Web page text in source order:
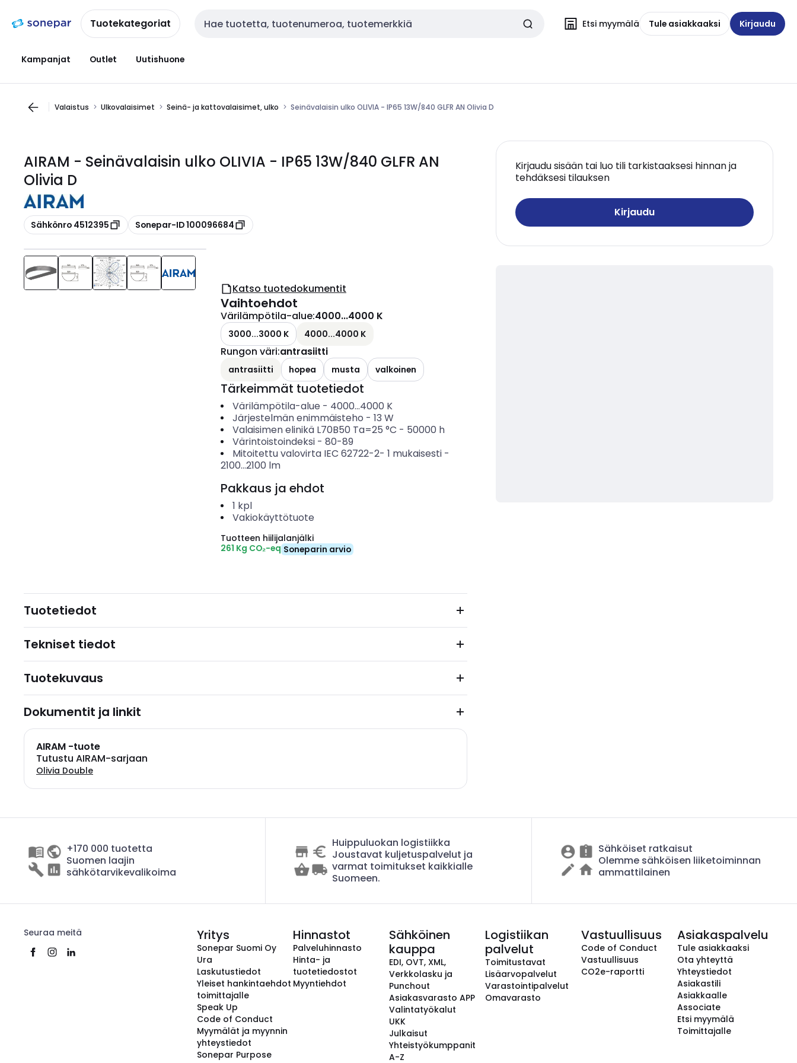
navigointiinsisältöönTuotekategoriat Haku Etsi myymälä Tule asiakkaaksi Kirjaudu
Kampanjat Outlet Uutishuone
Valaistus Ulkovalaisimet Seinä- ja kattovalaisimet, ulko Seinävalaisin ulko OLIVIA - IP65 13W/840 GLFR AN Olivia D
AIRAM - Seinävalaisin ulko OLIVIA - IP65 13W/840 GLFR AN
Olivia D
Kopioi
Sähkönro 4512395 Kopioi
Sonepar-ID 100096684
Kirjaudu sisään tai luo tili tarkistaaksesi hinnan ja
tehdäksesi tilauksen
Kirjaudu
Katso tuotedokumentit
Vaihtoehdot
Värilämpötila-alue:4000...4000 K
3000...3000 K 4000...4000 K
Rungon väri:antrasiitti
antrasiitti hopea musta valkoinen
Tärkeimmät tuotetiedot
Värilämpötila-alue - 4000...4000 K
Järjestelmän enimmäisteho - 13 W
Valaisimen elinikä L70B50 Ta=25 °C - 50000 h
Värintoistoindeksi- 80-89
Mitoitettu valovirta IEC 62722-2- 1 mukaisesti-
2100...2100 lm
Pakkaus ja ehdot
1 kpl
Vakiokäyttötuote
Tuotteen hiilijalanjälki
261 Kg CO₂-eq Soneparin arvio
Tuotetiedot
Tekniset tiedot
Tuotekuvaus
Dokumentit ja linkit
AIRAM -tuote
Tutustu AIRAM-sarjaan
Olivia Double
+170 000 tuotetta
Suomen laajin
sähkötarvikevalikoima
Huippuluokan logistiikka
Joustavat kuljetuspalvelut ja
varmat toimitukset kaikkialle
Suomeen.
Sähköiset ratkaisut
Olemme sähköisen liiketoiminnan
ammattilainen
Seuraa meitä Yritys
Sonepar Suomi Oy
Ura
Laskutustiedot
Yleiset hankintaehdot
toimittajalle
Speak Up
Code of Conduct
Myymälät ja myynnin
yhteystiedot
Sonepar Purpose
Hinnastot
Palveluhinnasto
Hinta- ja
tuotetiedostot
Myyntiehdot
Sähköinen
kauppa
EDI, OVT, XML,
Verkkolasku ja
Punchout
Asiakasvarasto APP
Valintatyökalut
UKK
Julkaisut
Yhteistyökumppanit
A-Z
Logistiikan
palvelut
Toimitustavat
Lisäarvopalvelut
Varastointipalvelut
Omavarasto
Vastuullisuus
Code of Conduct
Vastuullisuus
CO2e-raportti
Asiakaspalvelu
Tule asiakkaaksi
Ota yhteyttä
Yhteystiedot
Asiakastili
Asiakkaalle
Associate
Etsi myymälä
Toimittajalle